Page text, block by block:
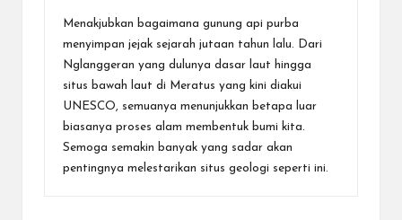
Menakjubkan bagaimana gunung api purba
menyimpan jejak sejarah jutaan tahun lalu. Dari
Nglanggeran yang dulunya dasar laut hingga
situs bawah laut di Meratus yang kini diakui
UNESCO, semuanya menunjukkan betapa luar
biasanya proses alam membentuk bumi kita.
Semoga semakin banyak yang sadar akan
pentingnya melestarikan situs geologi seperti ini.